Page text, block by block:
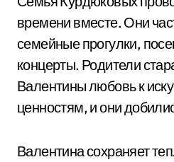
времени вместе. Они
семейные прогулки,
концерты. Родители
Валентины любовь к
ценностям, и они
Валентина сохраняет